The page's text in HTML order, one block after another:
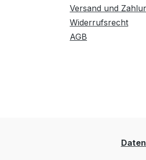
Versand und
Widerrufsrecht
AGB